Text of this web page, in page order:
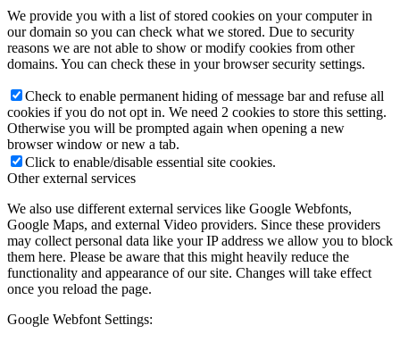
We provide you with a list of stored cookies on your computer in
our domain so you can check what we stored. Due to security
reasons we are not able to show or modify cookies from other
domains. You can check these in your browser security settings.
Check to enable permanent hiding of message bar and refuse all
cookies if you do not opt in. We need 2 cookies to store this setting.
Otherwise you will be prompted again when opening a new
browser window or new a tab.
Click to enable/disable essential site cookies.
Other external services
We also use different external services like Google Webfonts,
Google Maps, and external Video providers. Since these providers
may collect personal data like your IP address we allow you to block
them here. Please be aware that this might heavily reduce the
functionality and appearance of our site. Changes will take effect
once you reload the page.
Google Webfont Settings: